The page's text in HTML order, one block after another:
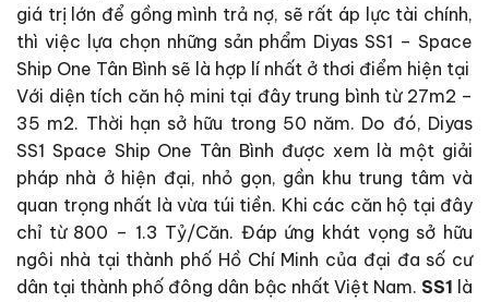
giá trị lớn để gồng mình trả nợ, sẽ rất áp lực tài chính,
thì việc lựa chọn những sản phẩm Diyas SS1 – Space
Ship One Tân Bình sẽ là hợp lí nhất ở thơi điểm hiện tại
Với diện tích căn hộ mini tại đây trung bình từ 27m2 –
35 m2. Thời hạn sở hữu trong 50 năm. Do đó, Diyas
SS1 Space Ship One Tân Bình được xem là một giải
pháp nhà ở hiện đại, nhỏ gọn, gần khu trung tâm và
quan trọng nhất là vừa túi tiền. Khi các căn hộ tại đây
chỉ từ 800 – 1.3 Tỷ/Căn. Đáp ứng khát vọng sở hữu
ngôi nhà tại thành phố Hồ Chí Minh của đại đa số cư
dân tại thành phố đông dân bậc nhất Việt Nam. SS1 là